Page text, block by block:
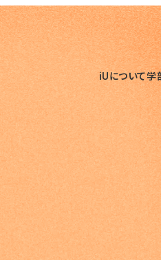
iUについて学